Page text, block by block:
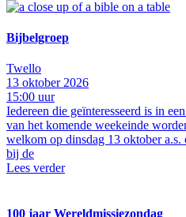
Bijbelgroep
Twello
13 oktober 2026
15:00 uur
Iedereen die geïnteresseerd is in
van het komende weekeinde
welkom op dinsdag 13 oktober
bij de
Lees verder
100 jaar Wereldmissiezondag